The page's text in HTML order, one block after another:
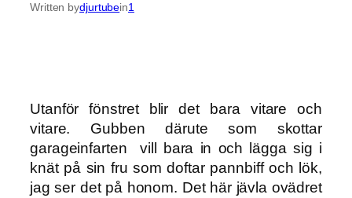
Written bydjurtubein1
Utanför fönstret blir det bara vitare och
vitare. Gubben därute som skottar
garageinfarten vill bara in och lägga sig i
knät på sin fru som doftar pannbiff och lök,
jag ser det på honom. Det här jävla ovädret